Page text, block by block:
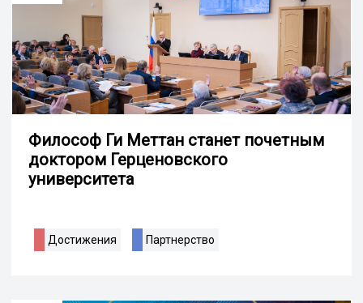
Философ Ги Меттан станет почетным
доктором Герценовского
университета
Достижения Партнерство